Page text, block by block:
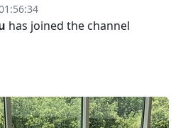
has joined the channel